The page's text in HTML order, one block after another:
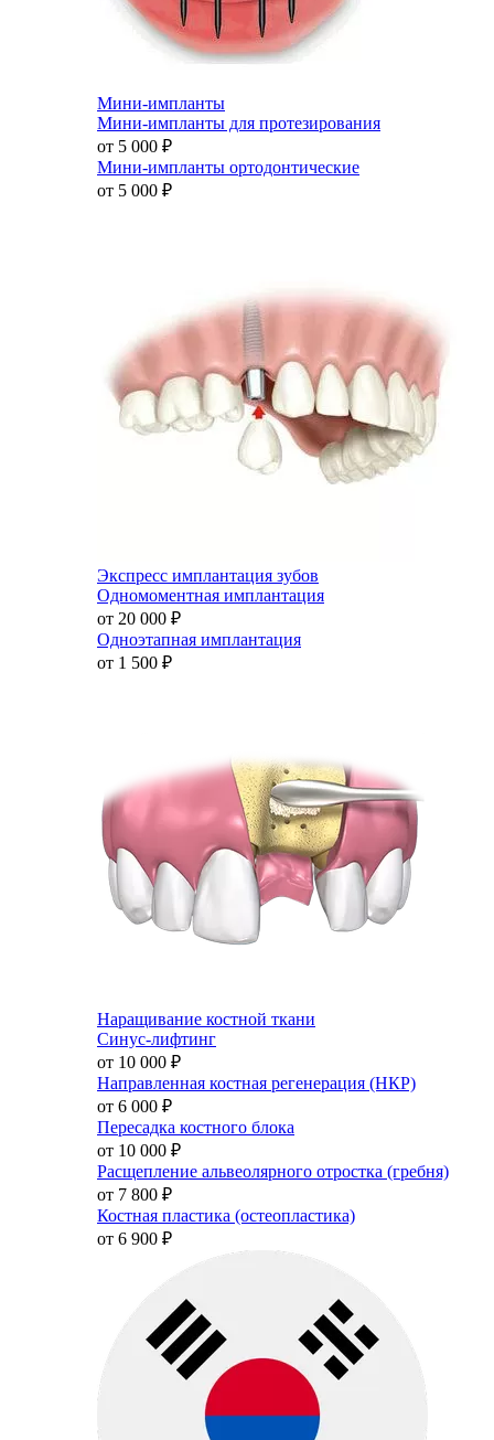
Мини-импланты
Мини-импланты для протезирования
от 5 000 ₽
Мини-импланты ортодонтические
от 5 000 ₽
Экспресс имплантация зубов
Одномоментная имплантация
от 20 000 ₽
Одноэтапная имплантация
от 1 500 ₽
Наращивание костной ткани
Синус-лифтинг
от 10 000 ₽
Направленная костная регенерация (НКР)
от 6 000 ₽
Пересадка костного блока
от 10 000 ₽
Расщепление альвеолярного отростка (гребня)
от 7 800 ₽
Костная пластика (остеопластика)
от 6 900 ₽